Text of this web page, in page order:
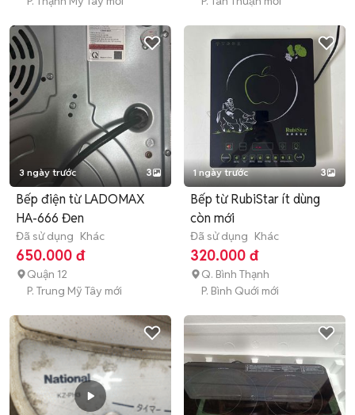
3 ngày trước 3
Bếp điện từ LADOMAX
HA-666 Đen
Đã sử dụng Khác
650.000 đ
Quận 12
P. Trung Mỹ Tây mới
1 ngày trước 3
Bếp từ RubiStar ít dùng
còn mới
Đã sử dụng Khác
320.000 đ
Q. Bình Thạnh
P. Bình Quới mới